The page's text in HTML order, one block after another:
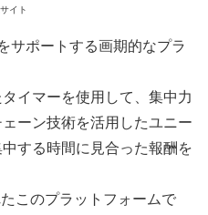
イト
サポートする画期的なプラ
イマーを使用して、集中力
ーン技術を活用したユニー
する時間に見合った報酬を
このプラットフォームで